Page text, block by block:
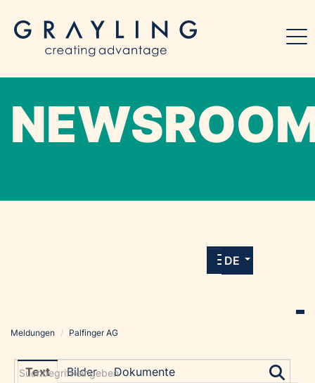
allen Meldungen und Downloads unserer
DE
Grayling Agentur
Meldungen / Palfinger AG
Text Bilder Dokumente